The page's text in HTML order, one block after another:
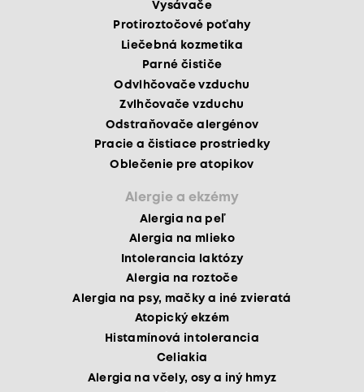
Vysávače
Protiroztočové poťahy
Liečebná kozmetika
Parné čističe
Odvlhčovače vzduchu
Zvlhčovače vzduchu
Odstraňovače alergénov
Pracie a čistiace prostriedky
Oblečenie pre atopikov
Alergie a ekzémy
Alergia na peľ
Alergia na mlieko
Intolerancia laktózy
Alergia na roztoče
Alergia na psy, mačky a iné zvieratá
Atopický ekzém
Histamínová intolerancia
Celiakia
Alergia na včely, osy a iný hmyz